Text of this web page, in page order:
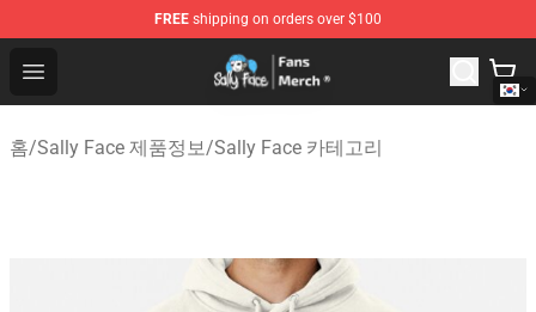
FREE shipping on orders over $100
Open menu
Sally Face Store - Official Sally Face Merchandise Shop
홈/Sally Face 제품정보/Sally Face 카테고리